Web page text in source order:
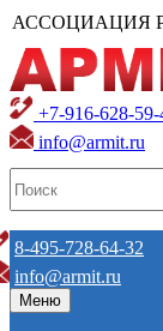
АССОЦИАЦИЯ
+7-916-628-59-
info@armit.ru
8-495-728-64-32
info@armit.ru
Меню